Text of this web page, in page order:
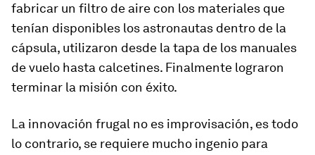
fabricar un filtro de aire con los materiales que
tenían disponibles los astronautas dentro de la
cápsula, utilizaron desde la tapa de los manuales
de vuelo hasta calcetines. Finalmente lograron
terminar la misión con éxito.
La innovación frugal no es improvisación, es todo
lo contrario, se requiere mucho ingenio para